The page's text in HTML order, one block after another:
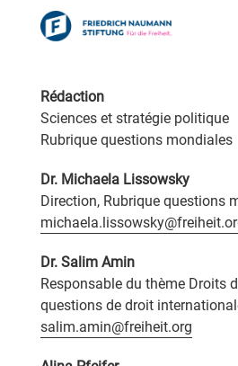
Rédaction
Sciences et stratégie politique
Rubrique questions mondiales
Dr. Michaela Lissowsky
Direction, Rubrique questions
Dr. Salim Amin
Responsable du thème Droits
questions de droit
salim.amin@freiheit.org